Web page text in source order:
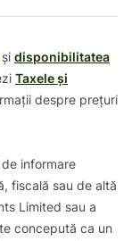
și disponibilitatea
Taxele și
despre prețuri
informare
fiscală sau de altă
Limited sau a
concepută ca un